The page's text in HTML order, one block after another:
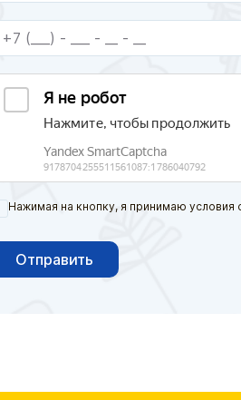
Нажимая на кнопку, я принимаю условия
Отправить